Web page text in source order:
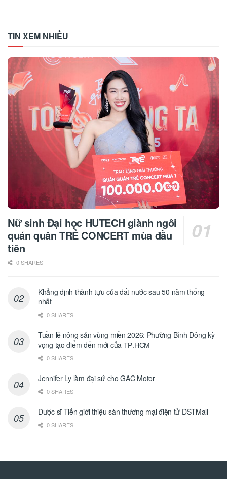
TIN XEM NHIỀU
Nữ sinh Đại học HUTECH giành ngôi
quán quân TRẺ CONCERT mùa đầu
tiên
0 SHARES
Khẳng định thành tựu của đất nước sau 50 năm thống
nhất
0 SHARES
Tuần lễ nông sản vùng miền 2026: Phường Bình Đông kỳ
vọng tạo điểm đến mới của ТР.НСМ
0 SHARES
Jennifer Ly làm đại sứ cho GAC Motor
0 SHARES
Dược sĩ Tiến giới thiệu sàn thương mại điện tử DSTMall
0 SHARES